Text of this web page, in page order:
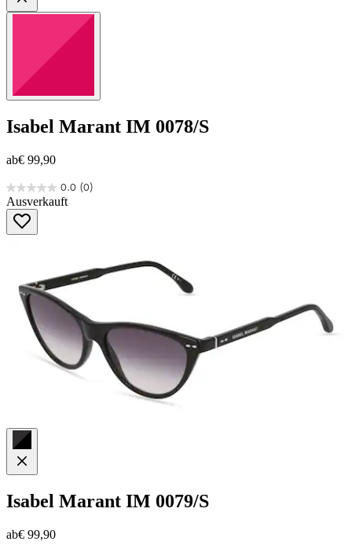
Isabel Marant IM 0078/S
ab€ 99,90
0.0 (0)
0.0
von
Sternen.
Ausverkauft
Isabel Marant IM 0079/S
ab€ 99,90